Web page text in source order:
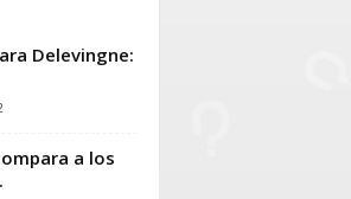
Delevingne:
a los